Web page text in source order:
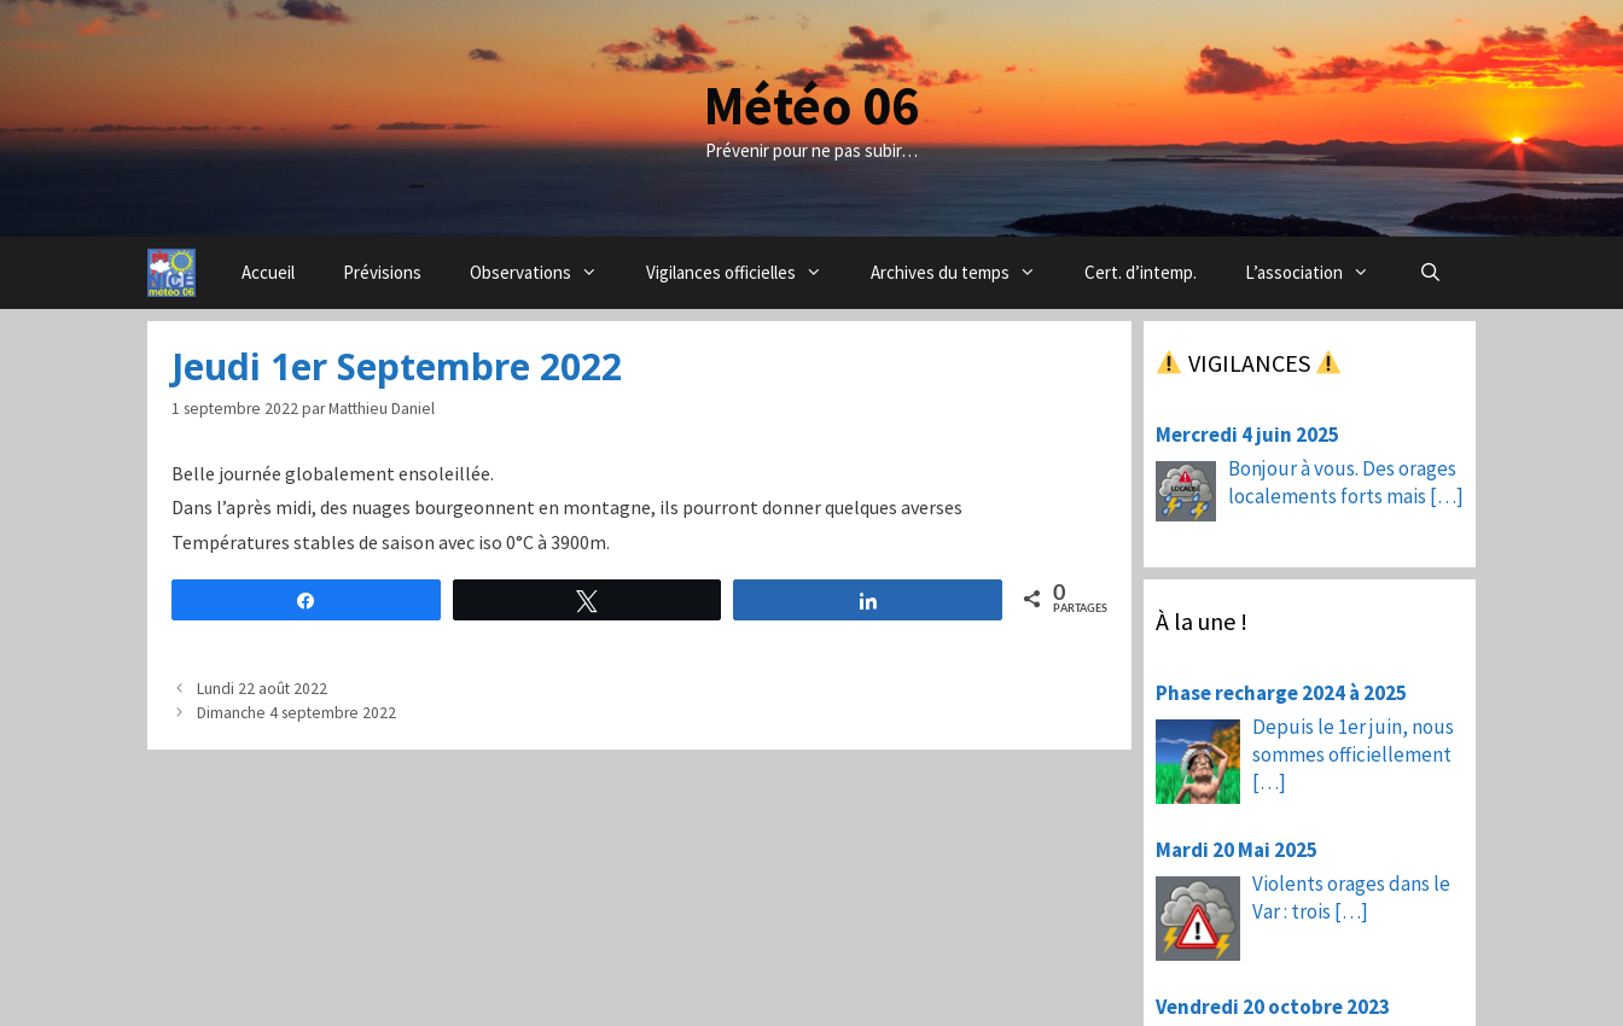
Aller
Météo 06
Prévenir pour ne pas subir…
Accueil Prévisions Observations Vigilances officielles Archives du temps Cert. d’intemp. L’association
Jeudi 1er Septembre 2022
1 septembre 2022parMatthieu Daniel
Belle journée globalement ensoleillée.
Dans l’après midi, des nuages bourgeonnent en montagne, ils pourront donner quelques averses
Températures stables de saison avec iso 0°C à 3900m.
0
PARTAGES
Lundi 22 août 2022
Dimanche 4 septembre 2022
VIGILANCES
Mercredi 4 juin 2025
Bonjour à vous. Des orages
localements forts mais […]
À la une !
Phase recharge 2024 à 2025
Depuis le 1er juin, nous
sommes officiellement
[…]
Mardi 20 Mai 2025
Violents orages dans le
Var : trois […]
Vendredi 20 octobre 2023